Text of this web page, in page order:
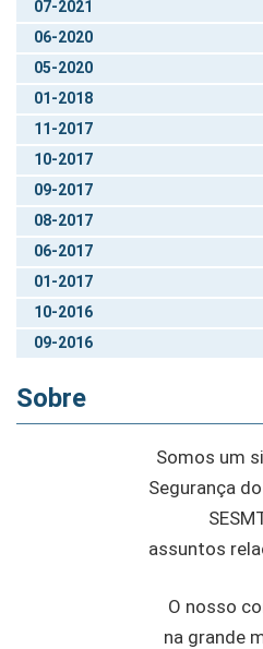
07-2021
06-2020
05-2020
01-2018
11-2017
10-2017
09-2017
08-2017
06-2017
01-2017
10-2016
09-2016
Sobre
Somos um
Segurança
assuntos
O nosso
na grande